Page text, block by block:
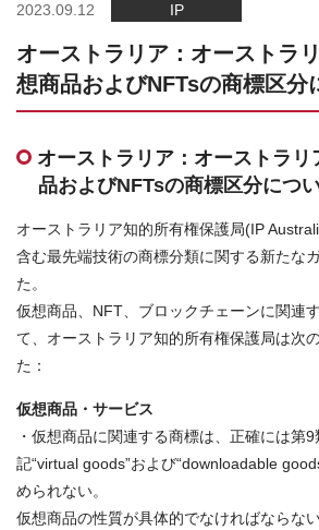
ENGLISH
資料ダウンロード
2023.09.12 IP
オーストラリア：オーストラ
想商品およびNFTsの商標区分
オーストラリア：オーストラリ
品およびNFTsの商標区分につ
オーストラリア知的所有権保護局(IP
含む最先端技術の商標分類に関する新たな
た。
仮想商品、NFT、ブロックチェーンに関連
て、オーストラリア知的所有権保護局は次
た：
仮想商品・サービス
・仮想商品に関連する商標は、正確には第
記“virtual goods”および“downloadable
められない。
仮想商品の性質が具体的でなければならな